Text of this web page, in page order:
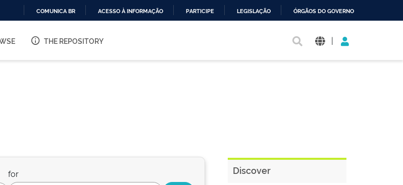
O
COMUNICA BR ACESSO À INFORMAÇÃO PARTICIPE LEGISLAÇÃO ÓRGÃOS DO GOVERNO
THE REPOSITORY |
for Discover